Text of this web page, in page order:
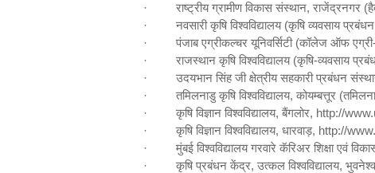
·
राष्ट्रीय ग्रामीण विकास संस्थान, राजेंद्रनगर
·
नवसारी कृषि विश्वविद्यालय (कृषि व्यवसाय
·
पंजाब एग्रीकल्चर यूनिवर्सिटी (कॉलेज ऑफ
·
राजस्थान कृषि विश्वविद्यालय (कृषि-व्यवसाय
·
उदयभान सिंह जी क्षेत्रीय सहकारी प्रबंधन
·
तमिलनाडु कृषि विश्वविद्यालय, कोयम्बत्तूर
·
कृषि विज्ञान विश्वविद्यालय, बैंगलोर, http://
·
कृषि विज्ञान विश्वविद्यालय, धारवाड़, http://
·
मुंबई विश्वविद्यालय गरवारे कॅरिअर शिक्षा एवं
·
कृषि प्रबंधन केंद्र, उत्कल विश्वविद्यालय,